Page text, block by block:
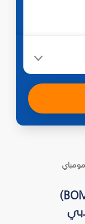
رحلات الاتجاه الواحد إلى مومباي (BOM)